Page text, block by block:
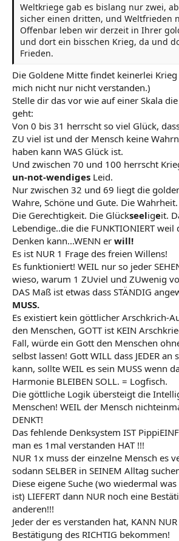
Weltkriege gab es bislang nur zwei,
sicher einen dritten, und Weltfrieden
Offenbar leben wir derzeit in Ihrer
und dort ein bisschen Krieg, da und
Frieden.
Die Goldene Mitte findet keinerlei
mich nicht nur nicht verstanden.)
Stelle dir das vor wie auf einer Skala
geht:
Von 0 bis 31 herrscht so viel Glück,
ZU viel ist und der Mensch keine
haben kann WAS Glück ist.
Und zwischen 70 und 100 herrscht
un-not-wendiges Leid.
Nur zwischen 32 und 69 liegt die
Wahre, Schöne und Gute. Die
Die Gerechtigkeit. Die Glückseeligeit.
Lebendige..die die FUNKTIONIERT
Denken kann...WENN er will!
Es ist NUR 1 Frage des freien Willens!
Es funktioniert! WEIL nur so jeder
wieso, warum 1 ZUviel und ZUwenig
DAS Maß ist etwas dass STÄNDIG
MUSS.
Es existiert kein göttlicher Arschkrich-
den Menschen, GOTT ist KEIN
Fall, würde ein Gott den Menschen
selbst lassen! Gott WILL dass JEDER an
kann, sollte WEIL es sein MUSS wenn
Harmonie BLEIBEN SOLL. = Logfisch.
Die göttliche Logik übersteigt die
Menschen! WEIL der Mensch
DENKT!
Das fehlende Denksystem IST
man es 1mal verstanden HAT !!!
NUR 1x muss der einzelne Mensch es
sodann SELBER in SEINEM Alltag
Diese eigene Suche (wo wiedermal
ist) LIEFERT dann NUR noch eine
anderen!!!
Jeder der es verstanden hat, KANN
Bestätigung des RICHTIG bekommen!